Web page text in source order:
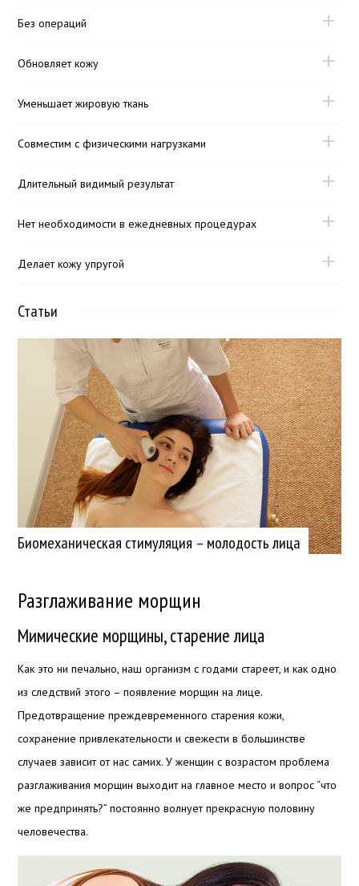
Без операций
Обновляет кожу
Уменьшает жировую ткань
Совместим с физическими нагрузками
Длительный видимый результат
Нет необходимости в ежедневных процедурах
Делает кожу упругой
Статьи
Биомеханическая стимуляция – молодость лица
Разглаживание морщин
Мимические морщины, старение лица
Как это ни печально, наш организм с годами стареет, и как одно
из следствий этого – появление морщин на лице.
Предотвращение преждевременного старения кожи,
сохранение привлекательности и свежести в большинстве
случаев зависит от нас самих. У женщин с возрастом проблема
разглаживания морщин выходит на главное место и вопрос “что
же предпринять?” постоянно волнует прекрасную половину
человечества.